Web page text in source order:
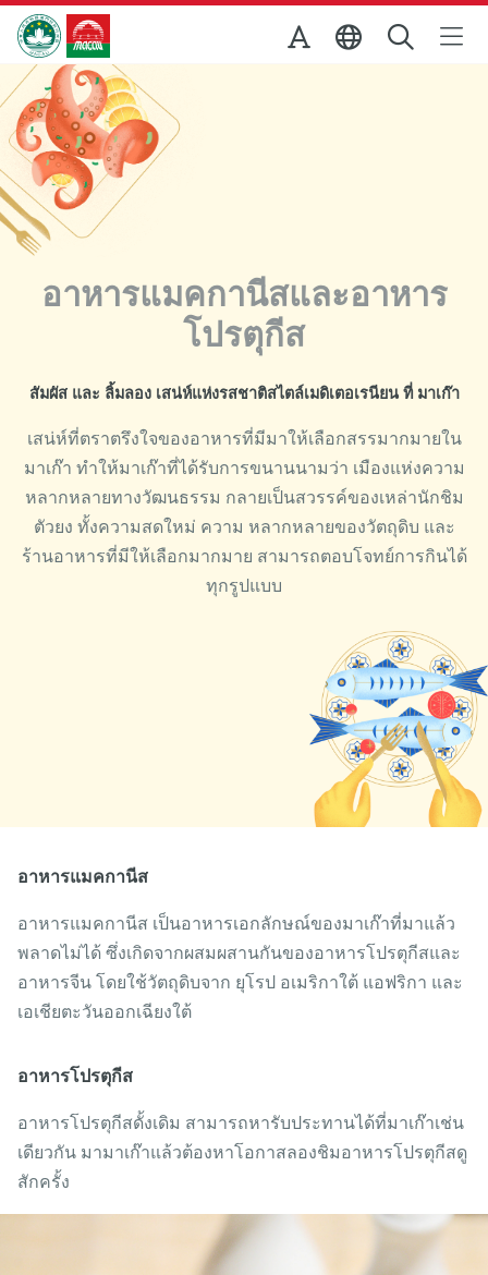
Skip to Main Content
สำนักงานการท่องเที่ยวของรัฐบาลมาเก๊า
อาหารแมคกานีสและอาหาร
โปรตุกีส
สัมผัส และ ลิ้มลอง เสน่ห์แห่งรสชาติสไตล์เมดิเตอเรนียน ที่ มาเก๊า
เสน่ห์ที่ตราตรึงใจของอาหารที่มีมาให้เลือกสรรมากมายใน
มาเก๊า ทำให้มาเก๊าที่ได้รับการขนานนามว่า เมืองแห่งความ
หลากหลายทางวัฒนธรรม กลายเป็นสวรรค์ของเหล่านักชิม
ตัวยง ทั้งความสดใหม่ ความ หลากหลายของวัตถุดิบ และ
ร้านอาหารที่มีให้เลือกมากมาย สามารถตอบโจทย์การกินได้
ทุกรูปแบบ
อาหารแมคกานีส
อาหารแมคกานีส เป็นอาหารเอกลักษณ์ของมาเก๊าที่มาแล้ว
พลาดไม่ได้ ซึ่งเกิดจากผสมผสานกันของอาหารโปรตุกีสและ
อาหารจีน โดยใช้วัตถุดิบจาก ยุโรป อเมริกาใต้ แอฟริกา และ
เอเชียตะวันออกเฉียงใต้
อาหารโปรตุกีส
อาหารโปรตุกีสดั้งเดิม สามารถหารับประทานได้ที่มาเก๊าเช่น
เดียวกัน มามาเก๊าแล้วต้องหาโอกาสลองชิมอาหารโปรตุกีสดู
สักครั้ง